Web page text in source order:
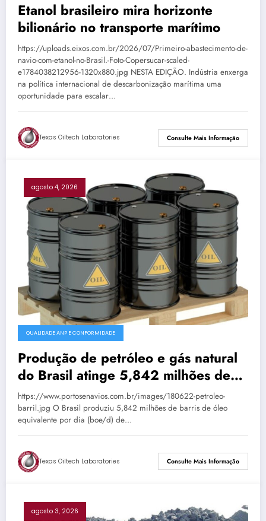
Etanol brasileiro mira horizonte
bilionário no transporte marítimo
https://uploads.eixos.com.br/2026/07/Primeiro-abastecimento-de-
navio-com-etanol-no-Brasil.-Foto-Copersucar-scaled-
e1784038212956-1320x880.jpg NESTA EDIÇÃO. Indústria enxerga
na política internacional de descarbonização marítima uma
oportunidade para escalar…
Texas Oiltech Laboratories Consulte Mais Informação
agosto 4, 2026
QUALIDADE ANP E CONFORMIDADE
Produção de petróleo e gás natural
do Brasil atinge 5,842 milhões de
boe/d em junho
https://www.portosenavios.com.br/images/180622-petroleo-
barril.jpg O Brasil produziu 5,842 milhões de barris de óleo
equivalente por dia (boe/d) de…
Texas Oiltech Laboratories Consulte Mais Informação
agosto 3, 2026